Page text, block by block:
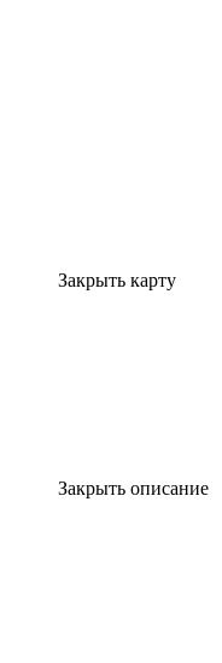
Закрыть карту
Закрыть описание